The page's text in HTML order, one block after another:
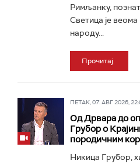
Римљанку,
Светица је
народу...
Прочитај
ПЕТАК, 07. АВГ 2026,
Од Дрвара до
Грубор о
породичним
Никица Грубор,